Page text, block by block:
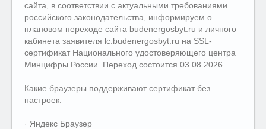
сайта, в соответствии с актуальными требованиями
российского законодательства, информируем о
плановом переходе сайта budenergosbyt.ru и личного
кабинета заявителя lc.budenergosbyt.ru на SSL-
сертификат Национального удостоверяющего центра
Минцифры России. Переход состоится 03.08.2026.
Какие браузеры поддерживают сертификат без
настроек:
· Яндекс Браузер